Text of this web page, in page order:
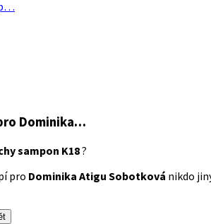
Dominika…
sampon K18?
pro Dominika Atigu Sobotková nikdo